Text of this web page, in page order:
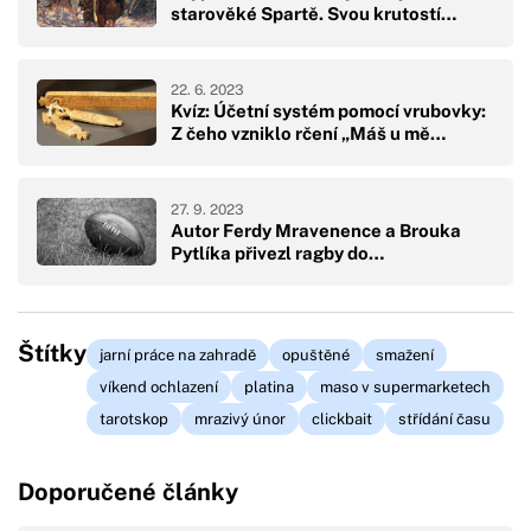
starověké Spartě. Svou krutostí…
Kvíz: Účetní systém pomocí vrubovky:
Z čeho vzniklo rčení „Máš u mě…
22. 6. 2023
Autor Ferdy Mravenence a Brouka
Pytlíka přivezl ragby do…
27. 9. 2023
Štítky jarní práce na zahradě opuštěné
smažení
víkend ochlazení
platina
maso v supermarketech
tarotskop
mrazivý únor clickbait střídání času
Doporučené články